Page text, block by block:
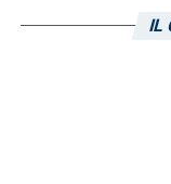
. LeIL